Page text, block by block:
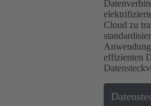
Cloud zu
effizienten